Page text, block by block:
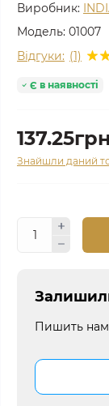
Виробник:
Модель: 01007
Відгуки: (1)
Є в наявності
Знайшли даний
Пишить нам